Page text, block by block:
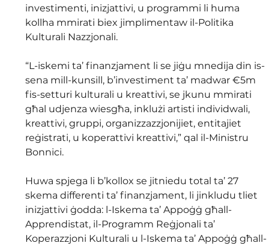
investimenti, inizjattivi, u programmi li huma
kollha mmirati biex jimplimentaw il-Politika
Kulturali Nazzjonali.
“L-iskemi ta’ finanzjament li se jiġu mnedija din is-
sena mill-kunsill, b’investiment ta’ madwar €5m
fis-setturi kulturali u kreattivi, se jkunu mmirati
għal udjenza wiesgħa, inklużi artisti individwali,
kreattivi, gruppi, organizzazzjonijiet, entitajiet
reġistrati, u koperattivi kreattivi,” qal il-Ministru
Bonnici.
Huwa spjega li b’kollox se jitniedu total ta’ 27
skema differenti ta’ finanzjament, li jinkludu tliet
inizjattivi ġodda: l-Iskema ta’ Appoġġ għall-
Apprendistat, il-Programm Reġjonali ta’
Koperazzjoni Kulturali u l-Iskema ta’ Appoġġ għall-